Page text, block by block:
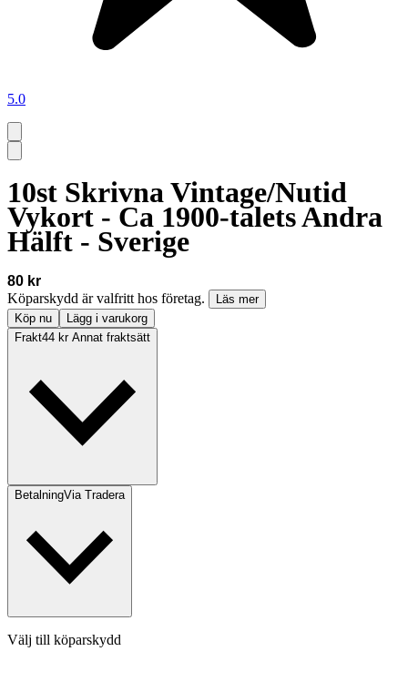
5.0
10st Skrivna Vintage/Nutid
Vykort - Ca 1900-talets Andra
Hälft - Sverige
80 kr
Köparskydd är valfritt hos företag.
Läs mer
Köp nu
Lägg i varukorg
Frakt44 kr Annat fraktsätt
BetalningVia Tradera
Välj till köparskydd